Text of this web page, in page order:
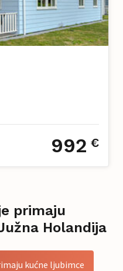
992 €
primaju
Holandija
kućne ljubimce